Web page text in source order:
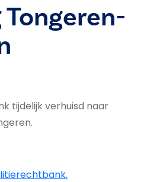
tijdelijk verhuisd naar